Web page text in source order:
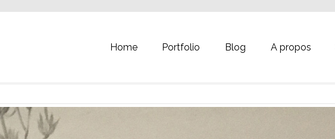
Home Portfolio Blog A propos